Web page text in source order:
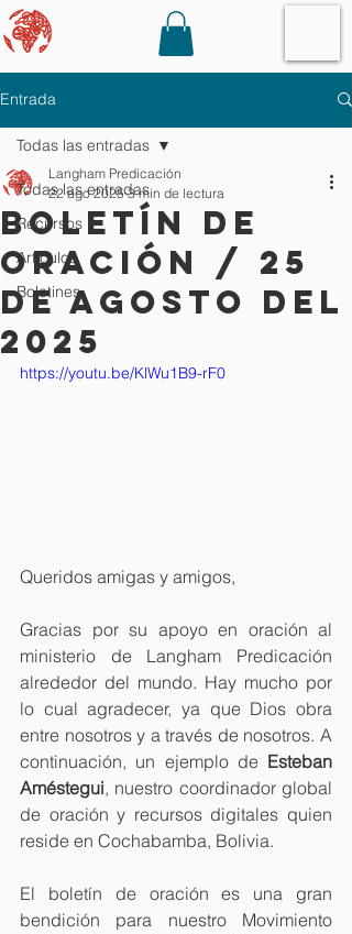
Entrada
Todas las entradas
Recursos
Artículos
Boletines
Todas las entradas
Boletín de
oración / 25
de agosto del
2025
Langham Predicación
22 ago 2025 3 min de lectura
https://youtu.be/KlWu1B9-rF0
Queridos amigas y amigos,
Gracias por su apoyo en oración al
ministerio de Langham Predicación
alrededor del mundo. Hay mucho por
lo cual agradecer, ya que Dios obra
entre nosotros y a través de nosotros. A
continuación, un ejemplo de Esteban
Améstegui, nuestro coordinador global
de oración y recursos digitales quien
reside en Cochabamba, Bolivia.
El boletín de oración es una gran
bendición para nuestro Movimiento